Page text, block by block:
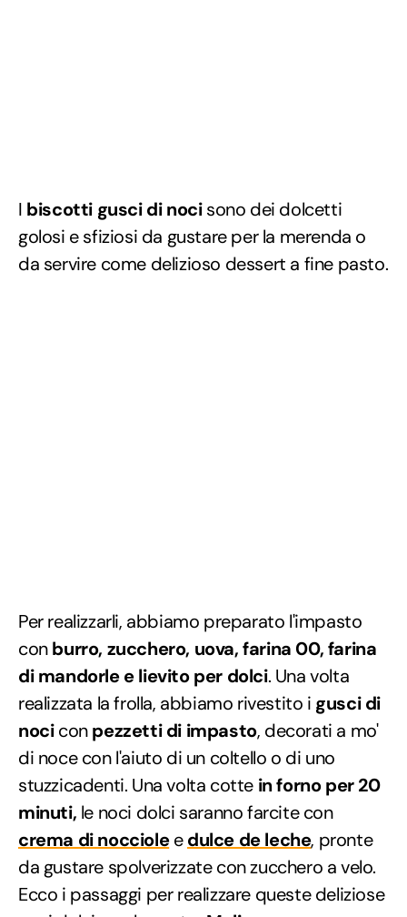
I biscotti gusci di nocisono dei dolcetti
golosi e sfiziosi da gustare per la merenda o
da servire come delizioso dessert a fine pasto.
Per realizzarli, abbiamo preparato l'impasto
conburro, zucchero, uova, farina 00, farina
di mandorle e lievito per dolci. Una volta
realizzata la frolla, abbiamo rivestito i gusci di
nociconpezzetti di impasto, decorati a mo'
di noce con l'aiuto di un coltello o di uno
stuzzicadenti. Una volta cotte in forno per 20
minuti, le noci dolci saranno farcite con
crema di noccioleedulce de leche, pronte
da gustare spolverizzate con zucchero a velo.
Ecco i passaggi per realizzare queste deliziose